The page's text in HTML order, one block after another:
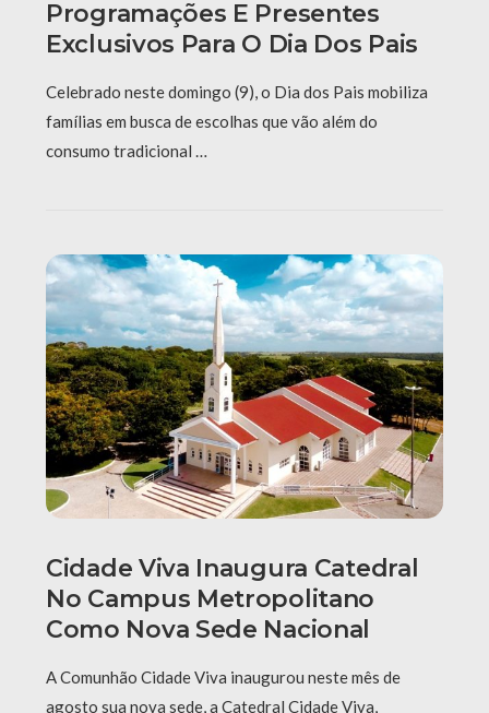
Programações E Presentes
Exclusivos Para O Dia Dos Pais
Celebrado neste domingo (9), o Dia dos Pais mobiliza
famílias em busca de escolhas que vão além do
consumo tradicional …
Cidade Viva Inaugura Catedral
No Campus Metropolitano
Como Nova Sede Nacional
A Comunhão Cidade Viva inaugurou neste mês de
agosto sua nova sede, a Catedral Cidade Viva,